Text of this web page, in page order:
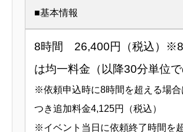
■基本情報
8時間 26,400円（税込）
は均一料金（以降30分単位で
※依頼申込時に8時間を超える場合
つき追加料金4,125円（税込）
※イベント当日に依頼終了時間を